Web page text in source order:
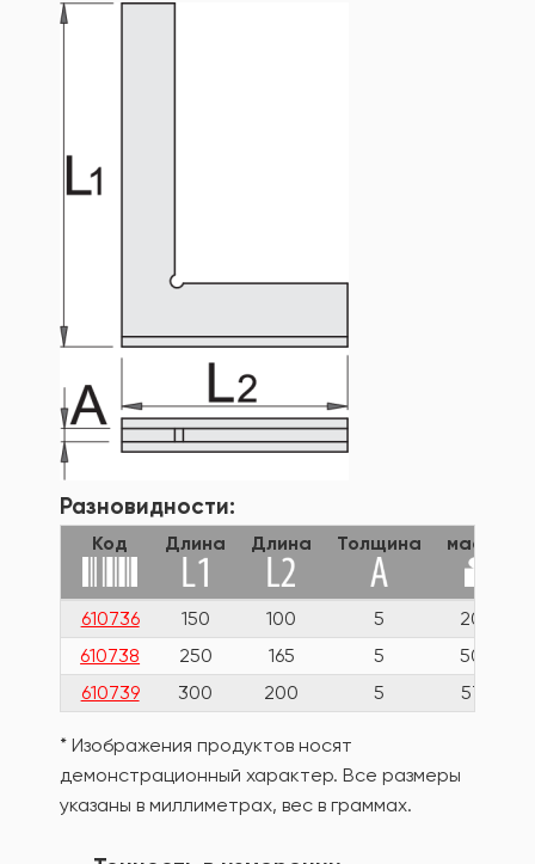
Разновидности:
Код Длина Длина Толщина масса
610736 150 100 5
205
610738
250 165 5
500
610739
300 200 5 575
* Изображения продуктов носят
демонстрационный характер. Все размеры
указаны в миллиметрах, вес в граммах.